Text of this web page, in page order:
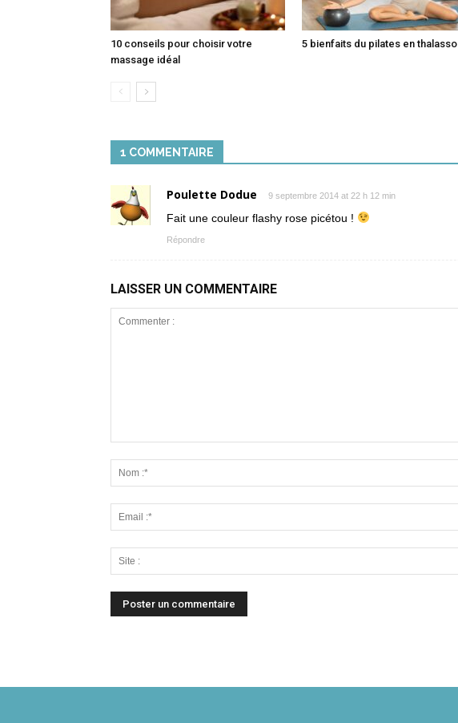
10 conseils pour choisir votre
massage idéal
5 bienfaits du pilates en thalasso
1 COMMENTAIRE
Poulette Dodue 9 septembre 2014 at 22 h 12 min
Fait une couleur flashy rose picétou !
Répondre
LAISSER UN COMMENTAIRE